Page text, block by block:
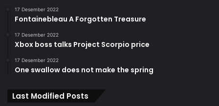
17 Desember 2022
Fontainebleau A Forgotten Treasure
17 Desember 2022
Xbox boss talks Project Scorpio price
17 Desember 2022
One swallow does not make the spring
Last Modified Posts